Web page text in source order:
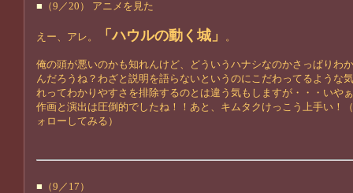
■ （9／20） アニメを見た
えー、アレ。 「ハウルの動く城」 。
俺の頭が悪いのかも知れんけど、どういうハナシなのかさっぱりわ
んだろうね？わざと説明を語らないというのにこだわってるような
れってわかりやすさを排除するのとは違う気もしますが・・・いや
作画と演出は圧倒的でしたね！！あと、キムタクけっこう上手い！
ォローしてみる）
■ （9／17）